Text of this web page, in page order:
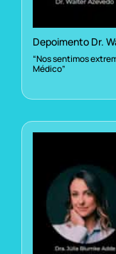
Depoimento Dr.
“Nos sentimos
Médico”